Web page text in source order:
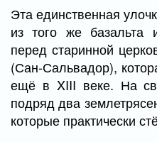
Эта единственная
из того же базальта
перед старинной
(Сан-Сальвадор),
ещё в XIII веке. На
подряд два
которые практически